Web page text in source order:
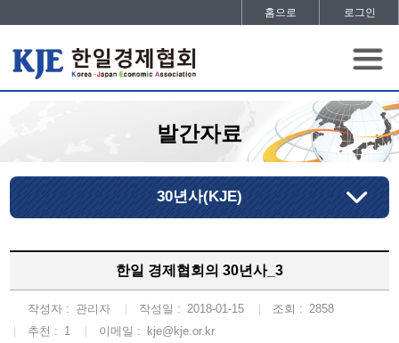
홈으로 로그인
발간자료
30년사(KJE)
한일 경제협회의 30년사_3
작성자 : 관리자 작성일 : 2018-01-15 조회 : 2858
추천 : 1 이메일 : kje@kje.or.kr